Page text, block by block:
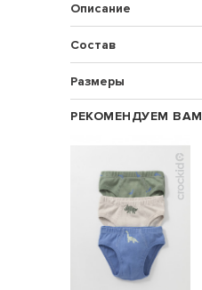
Описание
Состав
Размеры
РЕКОМЕНДУЕМ ВАМ